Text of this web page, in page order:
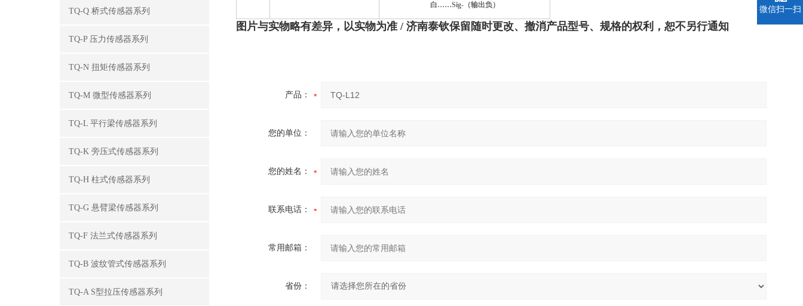
TQ-Q 桥式传感器系列
TQ-P 压力传感器系列
TQ-N 扭矩传感器系列
TQ-M 微型传感器系列
TQ-L 平行梁传感器系列
TQ-K 旁压式传感器系列
TQ-H 柱式传感器系列
TQ-G 悬臂梁传感器系列
TQ-F 法兰式传感器系列
TQ-B 波纹管式传感器系列
TQ-A S型拉压传感器系列
白……Sig-（输出负）
图片与实物略有差异，以实物为准 / 济南泰钦保留随时更改、撤消产品型号、规格的权利，恕不另行通知
产品：
您的单位：
您的姓名：
联系电话：
常用邮箱：
省份：
微信扫一扫